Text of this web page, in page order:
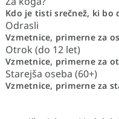
Kdo je tisti srečnež, ki bo
Odrasli
Vzmetnice, primerne za
Otrok (do 12 let)
Vzmetnice, primerne za
Starejša oseba (60+)
Vzmetnice, primerne za